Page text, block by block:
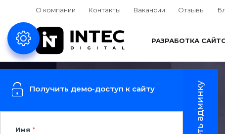
Получить демо-доступ к сайту
Имя *
О компании Контакты Вакансии Отзывы
РАЗРАБОТКА